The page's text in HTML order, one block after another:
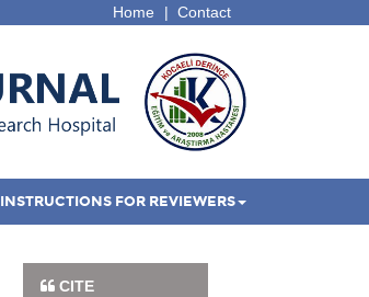
Contact
Home |
INSTRUCTIONS FOR REVIEWERS
CITE
Full Text PDF